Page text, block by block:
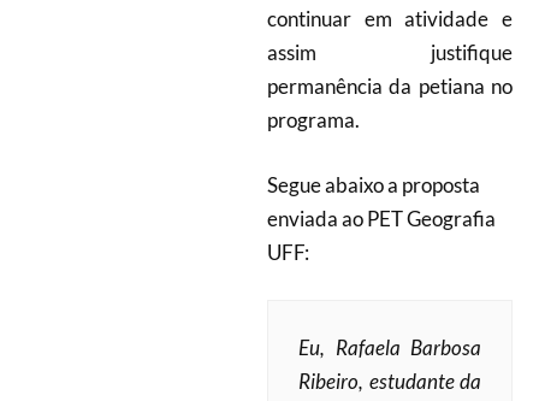
continuar em atividade e
assim justifique
permanência da petiana no
programa.
Segue abaixo a proposta
enviada ao PET Geografia
UFF:
Eu, Rafaela Barbosa
Ribeiro, estudante da